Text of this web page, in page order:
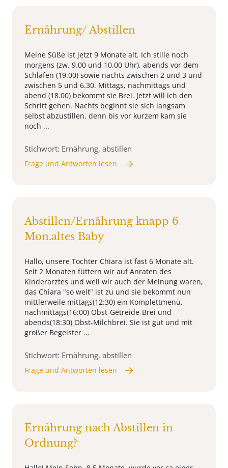
Ernährung/ Abstillen
Meine Süße ist jetzt 9 Monate alt. Ich stille noch
morgens (zw. 9.00 und 10.00 Uhr), abends vor dem
Schlafen (19.00) sowie nachts zwischen 2 und 3 und
zwischen 5 und 6.30. Mittags, nachmittags und
abend (18.00) bekommt sie Brei. Jetzt will ich den
Schritt gehen. Nachts beginnt sie sich langsam
selbst abzustillen, denn bis vor kurzem kam sie
noch ...
Stichwort: Ernährung, abstillen
Frage und Antworten lesen
Abstillen/Ernährung knapp 6
Mon.altes Baby
Hallo, unsere Tochter Chiara ist fast 6 Monate alt.
Seit 2 Monaten füttern wir auf Anraten des
Kinderarztes und weil wir auch der Meinung waren,
das Chiara "so weit" ist zu und sie bekommt nun
mittlerweile mittags(12:30) ein Komplettmenü,
nachmittags(16:00) Obst-Getreide-Brei und
abends(18:30) Obst-Milchbrei. Sie ist gut und mit
großer Begeister ...
Stichwort: Ernährung, abstillen
Frage und Antworten lesen
Ernährung nach Abstillen in
Ordnung?